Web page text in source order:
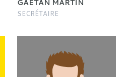
GAETAN MARTIN
SECRÉTAIRE